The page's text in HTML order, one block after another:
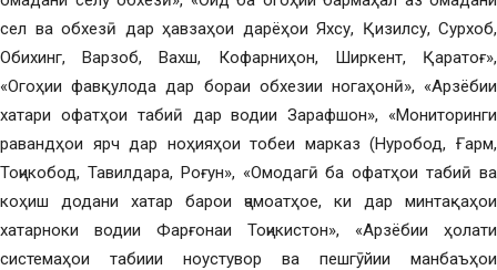
сел ва обхезӣ дар ҳавзаҳои дарёҳои Яхсу, Қизилсу, Сурхоб,
Обихинг, Варзоб, Вахш, Кофарниҳон, Ширкент, Қаратоғ»,
«Огоҳии фавқулода дар бораи обхезии ногаҳонӣ», «Арзёбии
хатари офатҳои табиӣ дар водии Зарафшон», «Мониторинги
равандҳои ярч дар ноҳияҳои тобеи марказ (Нуробод, Ғарм,
Тоҷикобод, Тавилдара, Роғун», «Омодагӣ ба офатҳои табиӣ ва
коҳиш додани хатар барои ҷамоатҳое, ки дар минтақаҳои
хатарноки водии Фарғонаи Тоҷикистон», «Арзёбии ҳолати
системаҳои табиии ноустувор ва пешгӯйии манбаъҳои